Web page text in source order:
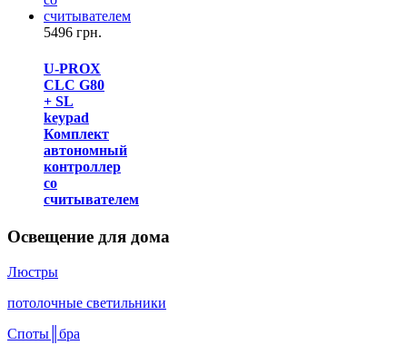
5496 грн.
U-PROX
CLC G80
+ SL
keypad
Комплект
автономный
контроллер
со
считывателем
Освещение для дома
Люстры
потолочные светильники
Споты║бра